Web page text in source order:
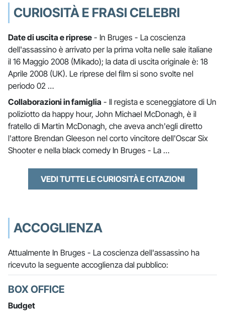
CURIOSITÀ E FRASI CELEBRI
Date di uscita e riprese - In Bruges - La coscienza
dell'assassino è arrivato per la prima volta nelle sale italiane
il 16 Maggio 2008 (Mikado); la data di uscita originale è: 18
Aprile 2008 (UK). Le riprese del film si sono svolte nel
periodo 02 …
Collaborazioni in famiglia - Il regista e sceneggiatore di Un
poliziotto da happy hour, John Michael McDonagh, è il
fratello di Martin McDonagh, che aveva anch'egli diretto
l'attore Brendan Gleeson nel corto vincitore dell'Oscar Six
Shooter e nella black comedy In Bruges - La …
VEDI TUTTE LE CURIOSITÀ E CITAZIONI
ACCOGLIENZA
Attualmente In Bruges - La coscienza dell'assassino ha
ricevuto la seguente accoglienza dal pubblico:
BOX OFFICE
Budget